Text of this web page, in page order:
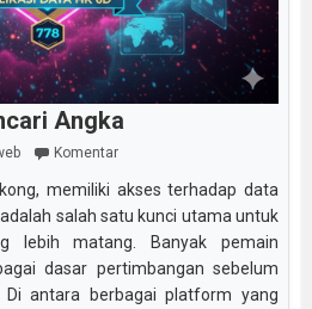
Angka
Komentar
memiliki akses terhadap data
salah satu kunci utama untuk
lebih matang. Banyak pemain
dasar pertimbangan sebelum
antara berbagai platform yang